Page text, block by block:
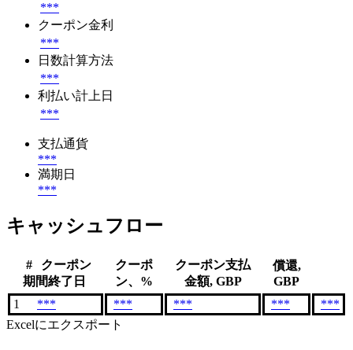
***
クーポン金利
***
日数計算方法
***
利払い計上日
***
支払通貨
***
満期日
***
キャッシュフロー
#
クーポン
期間終了日
クーポ
ン、%
クーポン支払
金額, GBP
償還,
GBP
1
*** *** *** ***
***
Excelにエクスポート